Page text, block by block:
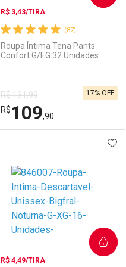
Comprar sem Desconto
Por R$ 92,09/cada
Comprar sem Desconto
Por R$ 92,09/cada
(87)
R$ 3,43/TIRA
Roupa Íntima Tena Pants
Confort G/EG 32 Unidades
R$ 131,99
R$109,90
17% OFF
Laboratório
Por Menos
R$ 4,49/TIRA
COMPRAR